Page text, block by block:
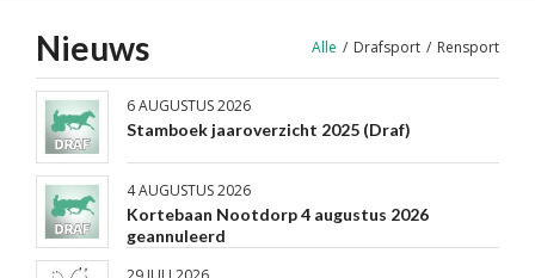
Nieuws Alle / Drafsport / Rensport
6 AUGUSTUS 2026
Stamboek jaaroverzicht 2025 (Draf)
4 AUGUSTUS 2026
Kortebaan Nootdorp 4 augustus 2026
geannuleerd